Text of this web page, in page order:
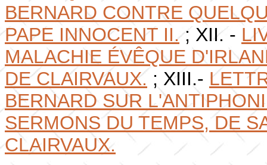
BERNARD CONTRE
PAPE INNOCENT II. ; XII. -
MALACHIE ÉVÊQUE
DE CLAIRVAUX. ; XIII.-
BERNARD SUR
SERMONS DU TEMPS, DE
CLAIRVAUX.